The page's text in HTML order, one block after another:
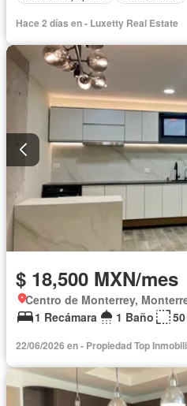
Hace 2 días en - Luxetty Real Estate
$ 18,500 MXN/mes
Centro de Monterrey,
1 Recámara
1 Baño
22/06/2026 en - Propiedad Top